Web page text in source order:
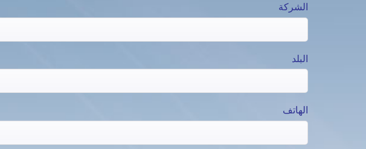
الشركة
البلد
الهاتف